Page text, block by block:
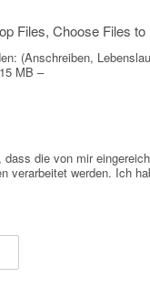
Files, Choose Files to
(Anschreiben,
MB –
die von mir
verarbeitet werden. Ich